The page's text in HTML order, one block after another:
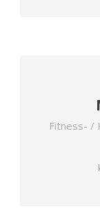
Fitness- /